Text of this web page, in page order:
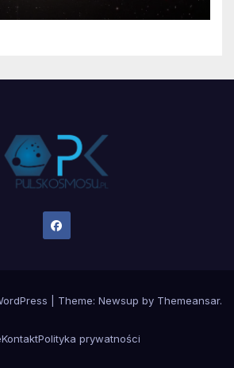
Theme: Newsup by Themeansar.
KontaktPolityka prywatności